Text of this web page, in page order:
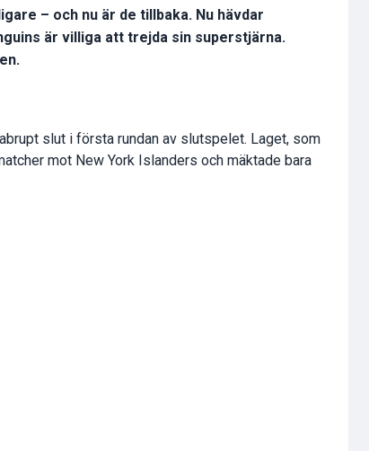
– och nu är de tillbaka. Nu hävdar
är villiga att trejda sin superstjärna.
slut i första rundan av slutspelet. Laget, som
mot New York Islanders och mäktade bara